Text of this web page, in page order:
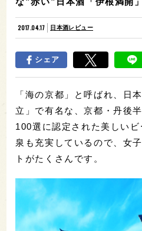
2017.04.17 日本酒レビュー
シェア
「海の京都」と呼ばれ、日
立」で有名な、京都・丹後
100選に認定された美しい
泉も充実しているので、女
トがたくさんです。